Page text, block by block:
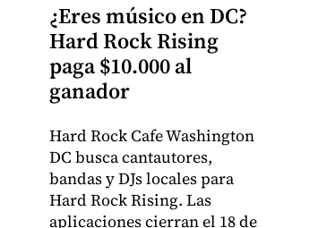
¿Eres músico en DC?
Hard Rock Rising
paga $10.000 al
ganador
Hard Rock Cafe Washington
DC busca cantautores,
bandas y DJs locales para
Hard Rock Rising. Las
aplicaciones cierran el 18 de